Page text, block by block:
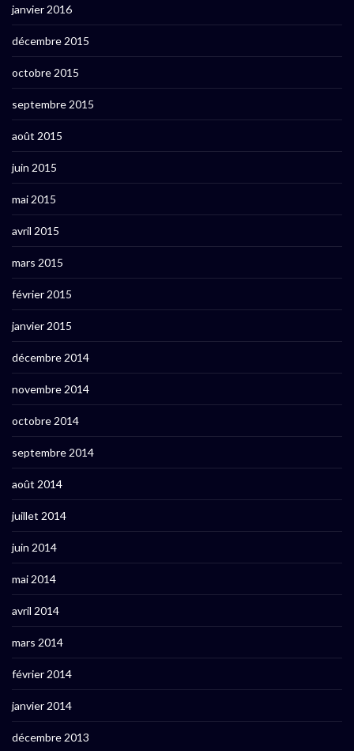
janvier 2016
décembre 2015
octobre 2015
septembre 2015
août 2015
juin 2015
mai 2015
avril 2015
mars 2015
février 2015
janvier 2015
décembre 2014
novembre 2014
octobre 2014
septembre 2014
août 2014
juillet 2014
juin 2014
mai 2014
avril 2014
mars 2014
février 2014
janvier 2014
décembre 2013